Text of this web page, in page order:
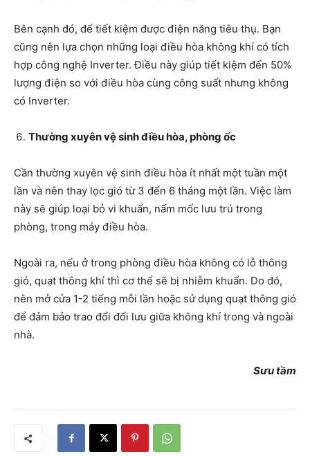
Bên cạnh đó, để tiết kiệm được điện năng tiêu thụ. Bạn
cũng nên lựa chọn những loại điều hòa không khí có tích
hợp công nghệ Inverter. Điều này giúp tiết kiệm đến 50%
lượng điện so với điều hòa cùng công suất nhưng không
có Inverter.
Thường xuyên vệ sinh điều hòa, phòng ốc
Cần thường xuyên vệ sinh điều hòa ít nhất một tuần một
lần và nên thay lọc gió từ 3 đến 6 tháng một lần. Việc làm
này sẽ giúp loại bỏ vi khuẩn, nấm mốc lưu trú trong
phòng, trong máy điều hòa.
Ngoài ra, nếu ở trong phòng điều hòa không có lỗ thông
gió, quạt thông khí thì cơ thể sẽ bị nhiễm khuẩn. Do đó,
nên mở cửa 1-2 tiếng mỗi lần hoặc sử dụng quạt thông gió
để đảm bảo trao đổi đối lưu giữa không khí trong và ngoài
nhà.
Sưu tầm